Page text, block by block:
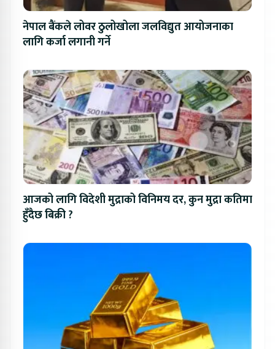
नेपाल बैंकले लोवर ठुलोखोला जलविद्युत आयोजनाका
लागि कर्जा लगानी गर्ने
आजको लागि विदेशी मुद्राको विनिमय दर, कुन मुद्रा कतिमा
हुँदैछ बिक्री ?